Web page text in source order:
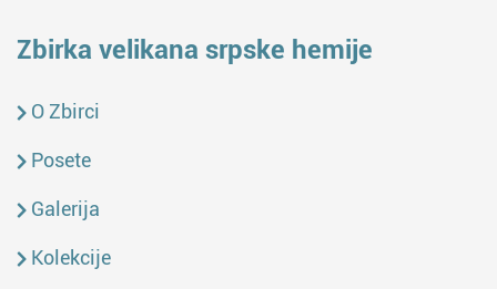
Zbirka velikana srpske hemije
O Zbirci
Posete
Galerija
Kolekcije